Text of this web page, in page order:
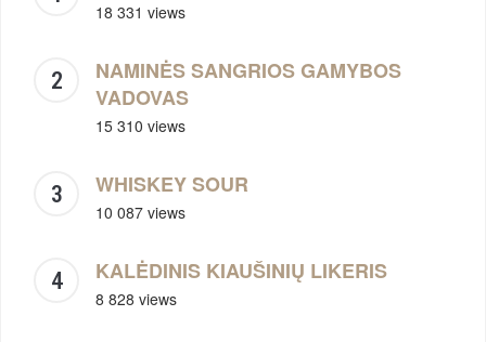
18 331 views
NAMINĖS SANGRIOS GAMYBOS
VADOVAS
15 310 views
WHISKEY SOUR
10 087 views
KALĖDINIS KIAUŠINIŲ LIKERIS
8 828 views